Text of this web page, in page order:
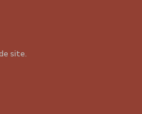
site.